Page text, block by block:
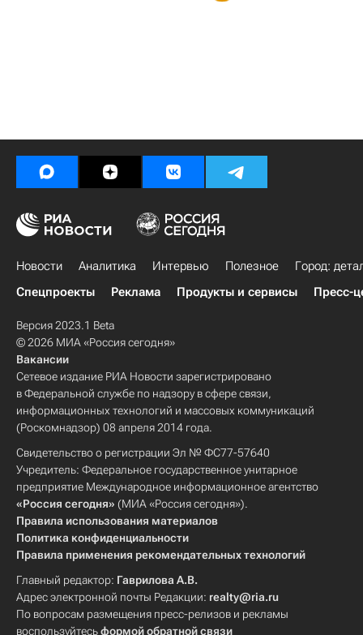
Новости Аналитика Интервью Полезное
Город:
Спецпроекты
Реклама Продукты и сервисы Пресс-
Версия 2023.1 Beta
© 2026 МИА «Россия сегодня»
Вакансии
Сетевое издание РИА Новости зарегистрировано
в Федеральной службе по надзору в сфере связи,
информационных технологий и массовых коммуникаций
(Роскомнадзор) 08 апреля 2014 года.
Свидетельство о регистрации Эл № ФС77-57640
Учредитель: Федеральное государственное унитарное
предприятие Международное информационное агентство
«Россия сегодня» (МИА «Россия сегодня»).
Правила использования материалов
Политика конфиденциальности
Правила применения рекомендательных технологий
Главный редактор: Гаврилова А.В.
Адрес электронной почты Редакции: realty@ria.ru
По вопросам размещения пресс-релизов и рекламы
воспользуйтесьформой обратной связи